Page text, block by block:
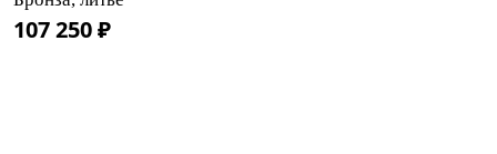
107 250 ₽